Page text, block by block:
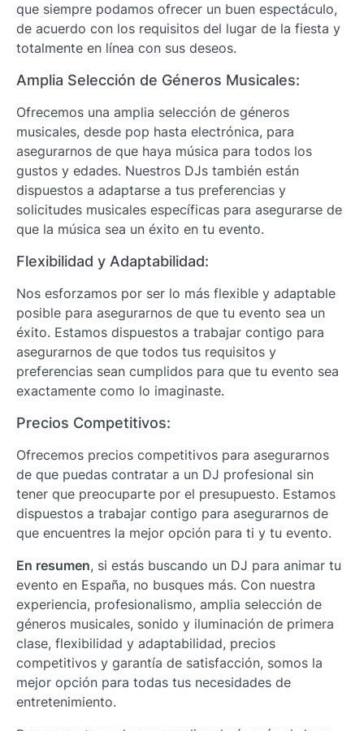
que siempre podamos ofrecer un buen espectáculo,
de acuerdo con los requisitos del lugar de la fiesta y
totalmente en línea con sus deseos.
Amplia Selección de Géneros Musicales:
Ofrecemos una amplia selección de géneros
musicales, desde pop hasta electrónica, para
asegurarnos de que haya música para todos los
gustos y edades. Nuestros DJs también están
dispuestos a adaptarse a tus preferencias y
solicitudes musicales específicas para asegurarse de
que la música sea un éxito en tu evento.
Flexibilidad y Adaptabilidad:
Nos esforzamos por ser lo más flexible y adaptable
posible para asegurarnos de que tu evento sea un
éxito. Estamos dispuestos a trabajar contigo para
asegurarnos de que todos tus requisitos y
preferencias sean cumplidos para que tu evento sea
exactamente como lo imaginaste.
Precios Competitivos:
Ofrecemos precios competitivos para asegurarnos
de que puedas contratar a un DJ profesional sin
tener que preocuparte por el presupuesto. Estamos
dispuestos a trabajar contigo para asegurarnos de
que encuentres la mejor opción para ti y tu evento.
En resumen, si estás buscando un DJ para animar tu
evento en España, no busques más. Con nuestra
experiencia, profesionalismo, amplia selección de
géneros musicales, sonido y iluminación de primera
clase, flexibilidad y adaptabilidad, precios
competitivos y garantía de satisfacción, somos la
mejor opción para todas tus necesidades de
entretenimiento.